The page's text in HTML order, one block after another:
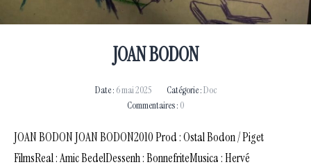
JOAN BODON
Date : 6 mai 2025 Catégorie :Doc
Commentaires : 0
JOAN BODON JOAN BODON2010 Prod : Ostal Bodon / Piget
FilmsReal : Amic BedelDessenh : BonnefriteMusica : Hervé